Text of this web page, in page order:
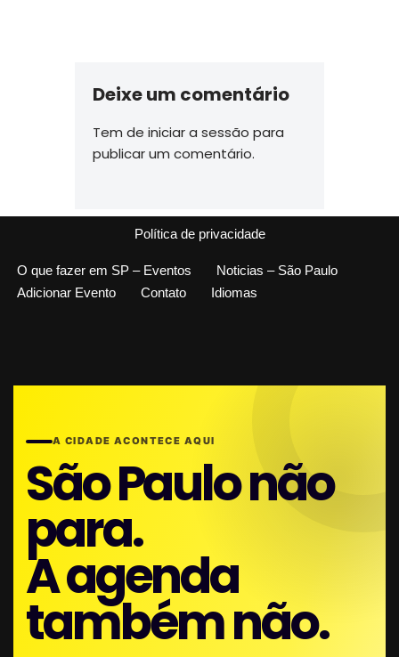
Deixe um comentário
Tem de iniciar a sessão para
publicar um comentário.
Política de privacidade
O que fazer em SP – Eventos
Noticias – São Paulo
Adicionar Evento
Contato Idiomas
A CIDADE ACONTECE AQUI
São Paulo não
para.
A agenda
também não.